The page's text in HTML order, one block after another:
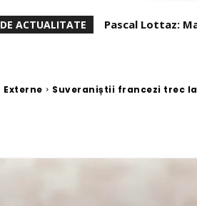
DE ACTUALITATE
Liviu Alexa,
Externe Suveraniștii francezi trec